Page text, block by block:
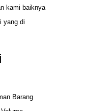
kami baiknya
yang di
Barang